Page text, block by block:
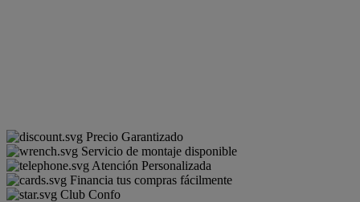
Precio Garantizado
Servicio de montaje disponible
Atención Personalizada
Financia tus compras fácilmente
Club Confo